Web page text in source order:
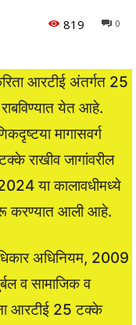
0
819
आरटीई अंतर्गत 25
येत आहे.
मागासवर्ग
राखीव जागांवरील
या कालावधीमध्ये
करण्यात आली आहे.
अधिनियम, 2009
व सामाजिक व
आरटीई 25 टक्के